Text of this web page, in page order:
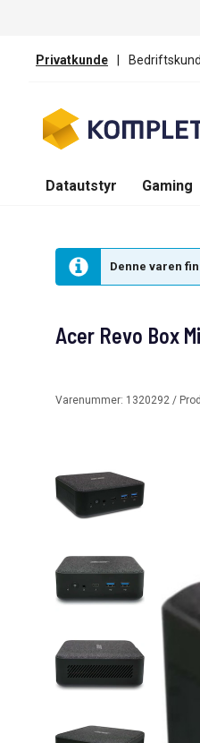
Privatkunde |
Datautstyr Gaming
Denne varen
Acer Revo Box
Varenummer: 1320292 /